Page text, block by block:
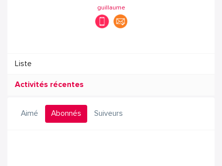
guillaume
Liste
Activités récentes
Aimé Abonnés Suiveurs